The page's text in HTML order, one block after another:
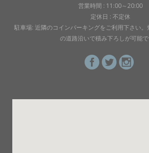
営業時間 : 11:00～20:00
定休日 : 不定休
駐車場: 近隣のコインパーキングをご利用下さい
の道路沿いで積み下ろしが可能で